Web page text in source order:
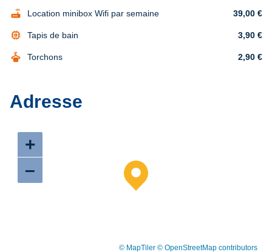
router Location minibox Wifi par semaine 39,00 €
memory Tapis de bain 3,90 €
dry_cleaning Torchons 2,90 €
Adresse
+
–
© MapTiler © OpenStreetMap contributors